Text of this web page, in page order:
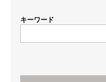
キーワード